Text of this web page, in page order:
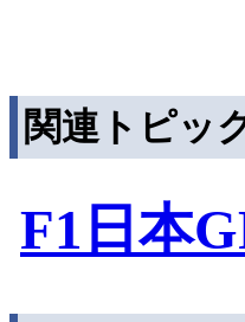
関連トピッ
F1日本